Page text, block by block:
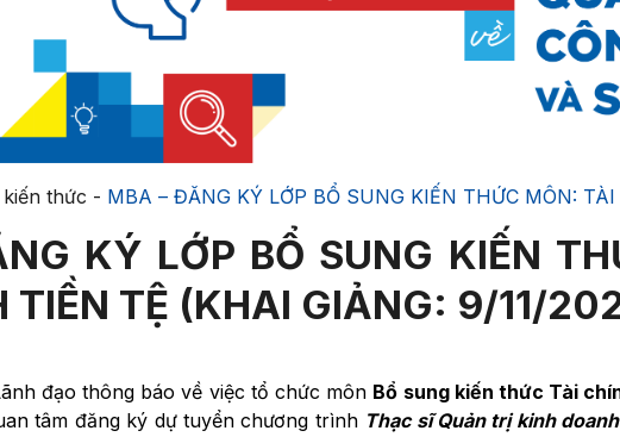
thức - MBA – ĐĂNG KÝ LỚP BỔ SUNG KIẾN THỨC MÔN:
KÝ LỚP BỔ SUNG KIẾN
TIỀN TỆ (KHAI GIẢNG: 9/11/
đạo thông báo về việc tổ chức môn Bổ sung kiến thức Tài
tâm đăng ký dự tuyển chương trình Thạc sĩ Quản trị kinh